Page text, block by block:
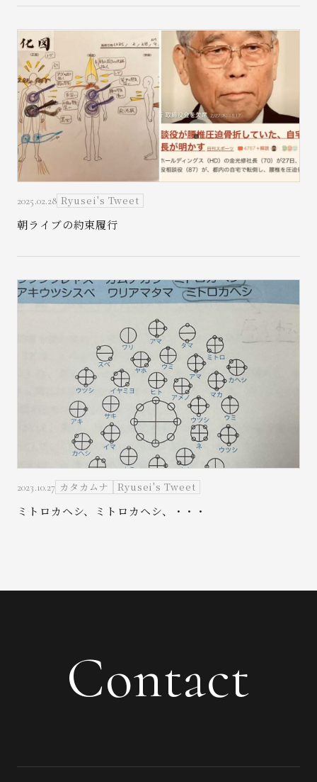
2025.02.28 Ryusei's Tweet
朝ライブの約束履行
2023.10.27 カタカムナ Ryusei's Tweet
ミトロカヘシ、ミトロカヘシ、・・・
Contact